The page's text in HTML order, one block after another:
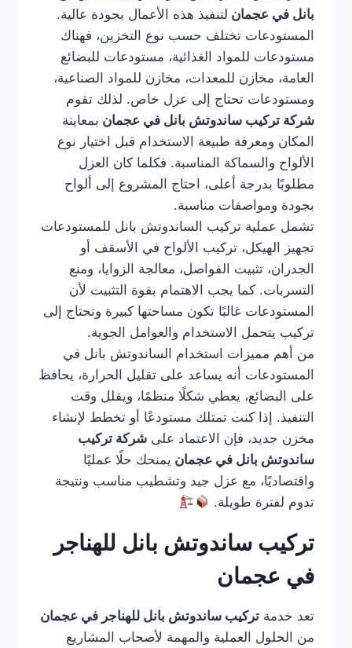
بانل في عجمان لتنفيذ هذه الأعمال بجودة عالية.
المستودعات تختلف حسب نوع التخزين، فهناك
مستودعات للمواد الغذائية، مستودعات للبضائع
العامة، مخازن للمعدات، مخازن للمواد الصناعية،
ومستودعات تحتاج إلى عزل خاص. لذلك تقوم
شركة تركيب ساندوتش بانل في عجمان بمعاينة
المكان ومعرفة طبيعة الاستخدام قبل اختيار نوع
الألواح والسماكة المناسبة. فكلما كان العزل
مطلوبًا بدرجة أعلى، احتاج المشروع إلى ألواح
بجودة ومواصفات مناسبة.
تشمل عملية تركيب الساندوتش بانل للمستودعات
تجهيز الهيكل، تركيب الألواح في الأسقف أو
الجدران، تثبيت الفواصل، معالجة الزوايا، ومنع
التسربات. كما يجب الاهتمام بقوة التثبيت لأن
المستودعات غالبًا تكون مساحتها كبيرة وتحتاج إلى
تركيب يتحمل الاستخدام والعوامل الجوية.
من أهم مميزات استخدام الساندوتش بانل في
المستودعات أنه يساعد على تقليل الحرارة، يحافظ
على البضائع، يعطي شكلًا منظمًا، ويقلل وقت
التنفيذ. إذا كنت تمتلك مستودعًا أو تخطط لإنشاء
مخزن جديد، فإن الاعتماد على شركة تركيب
ساندوتش بانل في عجمان يمنحك حلًا عمليًا
واقتصاديًا، مع عزل جيد وتشطيب مناسب ونتيجة
تدوم لفترة طويلة.
تركيب ساندوتش بانل للهناجر
في عجمان
تعد خدمة تركيب ساندوتش بانل للهناجر في عجمان
من الحلول العملية والمهمة لأصحاب المشاريع